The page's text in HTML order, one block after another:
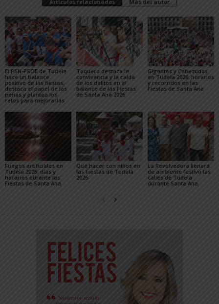
Artículos relacionados Más del autor
El PSN-PSOE de Tudela
hace un balance
positivo de las fiestas,
destaca el papel de las
peñas y plantea los
retos para mejorarlas
Toquero destaca la
convivencia y la caída
de los delitos en el
balance de las Fiestas
de Santa Ana 2026
Gigantes y Cabezudos
en Tudela 2026: horarios
y recorridos en las
Fiestas de Santa Ana
Fuegos artificiales en
Tudela 2026: días y
horarios durante las
Fiestas de Santa Ana
Qué hacer con niños en
las Fiestas de Tudela
2026
La Revolvedera llenará
de ambiente festivo las
calles de Tudela
durante Santa Ana